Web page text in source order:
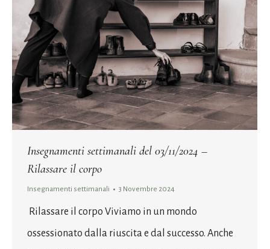
Insegnamenti settimanali del 03/11/2024 –
Rilassare il corpo
Insegnamenti settimanali 3 Novembre 2024
Rilassare il corpo Viviamo in un mondo
ossessionato dalla riuscita e dal successo. Anche